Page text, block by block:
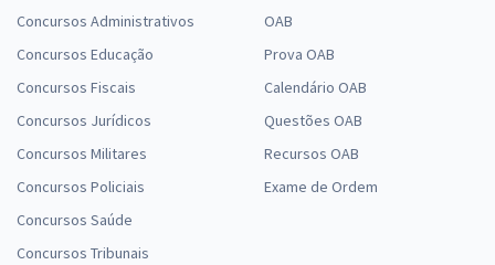
Concursos Administrativos
Concursos Educação
Concursos Fiscais
Concursos Jurídicos
Concursos Militares
Concursos Policiais
Concursos Saúde
Concursos Tribunais
OAB
Prova OAB
Calendário OAB
Questões OAB
Recursos OAB
Exame de Ordem